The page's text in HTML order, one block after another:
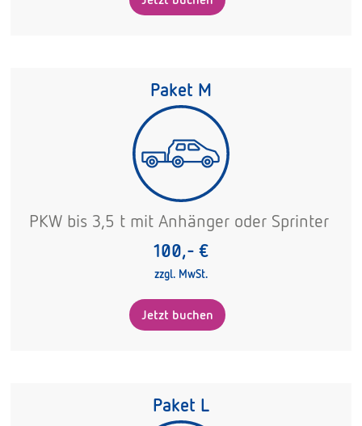
Paket M
PKW bis 3,5 t mit Anhänger oder Sprinter
100,- €
zzgl. MwSt.
Jetzt buchen
Paket L